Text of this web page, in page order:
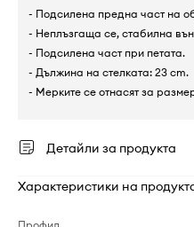
- Подсилена предна част на
- Неплъзгаща се, стабилна
- Подсилена част при петата.
- Дължина на стелката: 23 cm.
- Мерките се отнасят за
Детайли за продукта
Характеристики на